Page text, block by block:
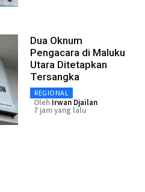
Dua Oknum
Pengacara di Maluku
Utara Ditetapkan
Tersangka
REGIONAL
Oleh Irwan Djailan
7 jam yang lalu